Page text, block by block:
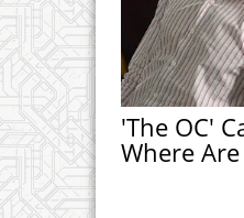
'The OC'
Where